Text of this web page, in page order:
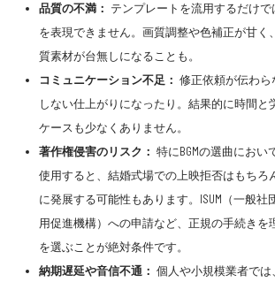
品質の不満： テンプレートを流用するだけ
を表現できません。画質調整や色補正が甘く
質素材が台無しになることも。
コミュニケーション不足： 修正依頼が伝わ
しない仕上がりになったり。結果的に時間と
ケースも少なくありません。
著作権侵害のリスク： 特にBGMの選曲にお
使用すると、結婚式場での上映拒否はもちろ
に発展する可能性もあります。ISUM（一般社
用促進機構）への申請など、正規の手続きを
を選ぶことが絶対条件です。
納期遅延や音信不通： 個人や小規模業者で